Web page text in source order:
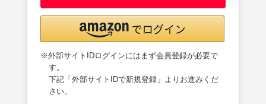
※外部サイトIDログインにはまず会員登録が必要で
す。
下記「外部サイトIDで新規登録」よりお進みくだ
さい。